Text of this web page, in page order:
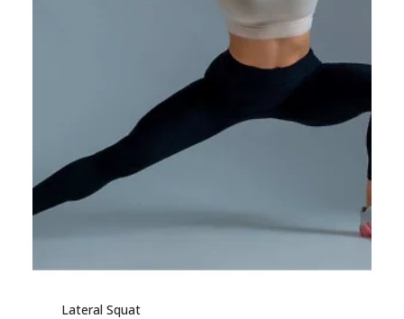
Lateral Squat